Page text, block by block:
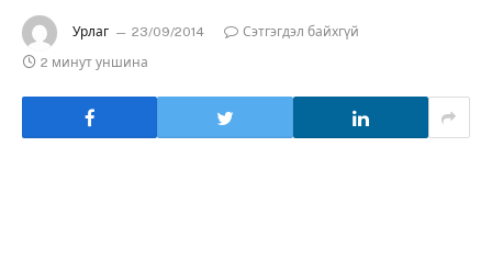
Урлаг 23/09/2014
Сэтгэгдэл байхгүй
2 минут уншина